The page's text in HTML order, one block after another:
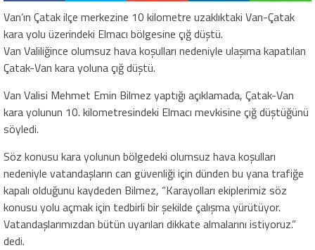
Van’ın Çatak ilçe merkezine 10 kilometre uzaklıktaki Van-Çatak
kara yolu üzerindeki Elmacı bölgesine çığ düştü.
Van Valiliğince olumsuz hava koşulları nedeniyle ulaşıma kapatılan
Çatak-Van kara yoluna çığ düştü.
Van Valisi Mehmet Emin Bilmez yaptığı açıklamada, Çatak-Van
kara yolunun 10. kilometresindeki Elmacı mevkisine çığ düştüğünü
söyledi.
Söz konusu kara yolunun bölgedeki olumsuz hava koşulları
nedeniyle vatandaşların can güvenliği için dünden bu yana trafiğe
kapalı olduğunu kaydeden Bilmez, “Karayolları ekiplerimiz söz
konusu yolu açmak için tedbirli bir şekilde çalışma yürütüyor.
Vatandaşlarımızdan bütün uyarıları dikkate almalarını istiyoruz.”
dedi.